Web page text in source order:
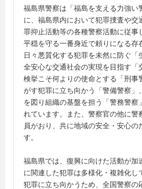
福島県警察は「福島を支える力強い
に、福島県内において犯罪捜査や交
罪抑止活動等の各種警察活動に従事
平穏を守る一番身近で頼りになる存
日々悪質化する犯罪を未然に防ぐ「
全安心な交通社会の実現を目指す「
検挙こそ何よりの使命とする「刑事
がす犯罪に立ち向かう「警備警察」
を図り組織の基盤を担う「警務警察
れています。また、警察官の他に警
員がおり、共に地域の安全・安心の
す。
福島県では、復興に向けた活動が加
に関連した犯罪は多様化・複雑化し
犯罪に立ち向かうため、全国警察の